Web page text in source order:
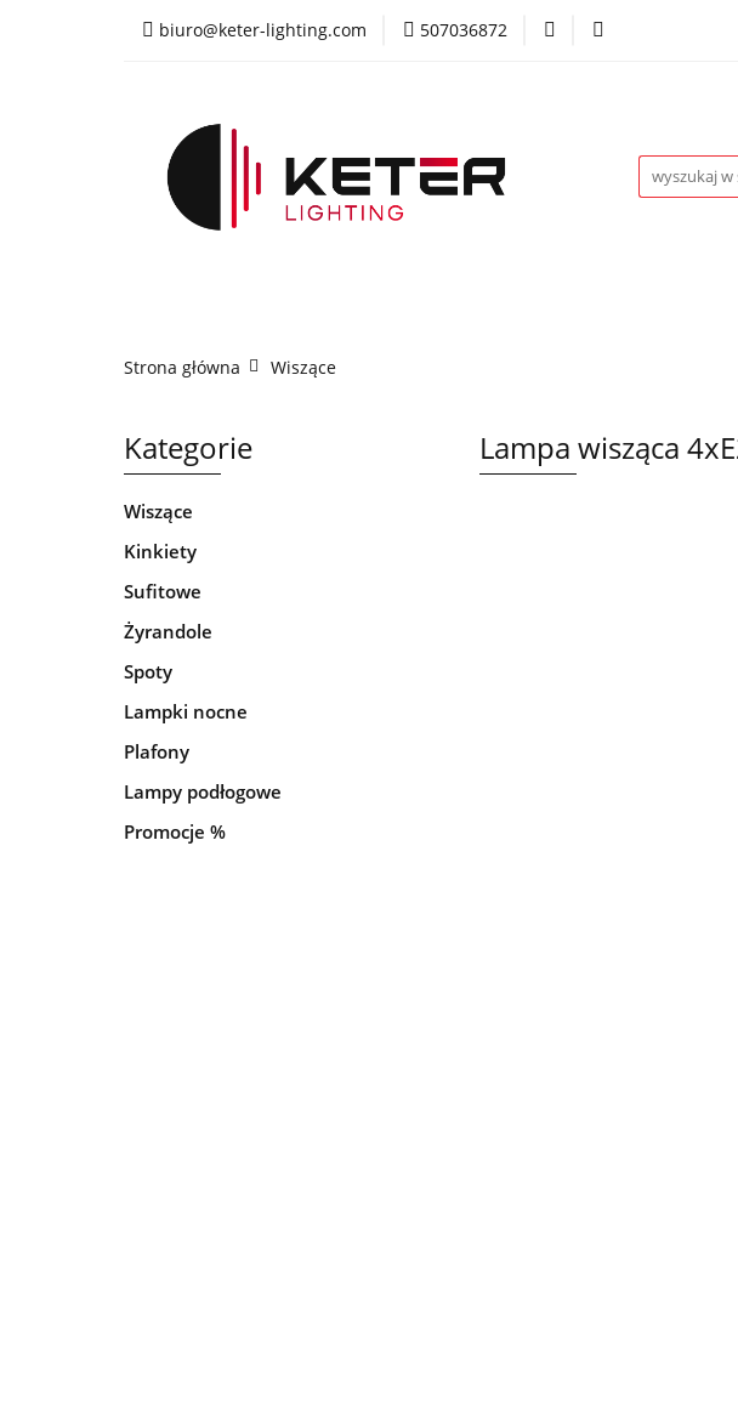
biuro@keter-lighting.com 507036872
Wiszące Sufitowe
Strona główna Wiszące
Kategorie
Wiszące
Kinkiety
Sufitowe
Żyrandole
Spoty
Lampki nocne
Plafony
Lampy podłogowe
Promocje %
Lampa wisząca